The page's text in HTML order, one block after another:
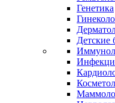
Генетика
Детские